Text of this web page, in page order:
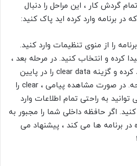
گردش کار ، این مراحل را دنبال
در برنامه وارد کرده اید پاک کنید:
برنامه را از منوی تنظیمات وارد کنید.
کرده و انتخاب کنید. در مرحله بعد ،
کرده و گزینه clear data را در پایین
در صورت مشاهده پیامی ، clear را
به راحتی تمام اطلاعات وارد
اگر حافظه داخلی شما را مجبور به
برنامه ها می کند ، پیشنهاد می